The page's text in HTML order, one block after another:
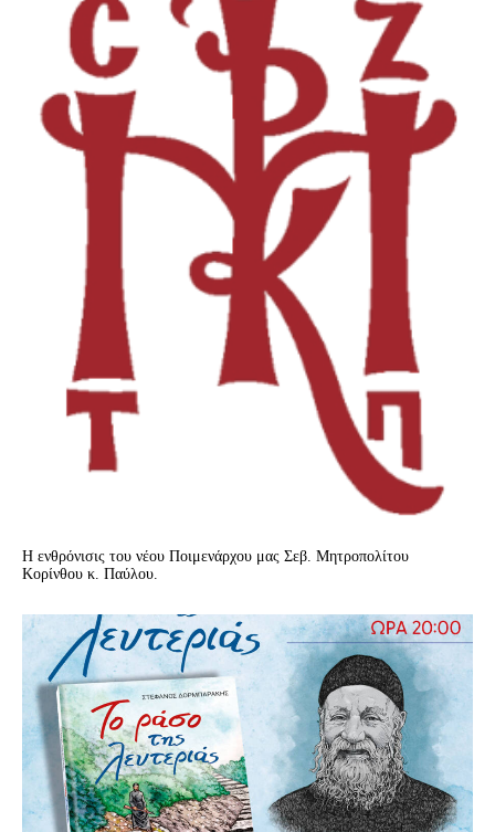
Η ενθρόνισις του νέου Ποιμενάρχου μας Σεβ. Μητροπολίτου
Κορίνθου κ. Παύλου.